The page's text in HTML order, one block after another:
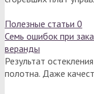
Полезные статьи 0
Семь ошибок при
веранды
Результат
полотна. Даже